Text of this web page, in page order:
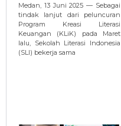
Medan, 13 Juni 2025 — Sebagai
tindak lanjut dari peluncuran
Program Kreasi Literasi
Keuangan (KLiK) pada Maret
lalu, Sekolah Literasi Indonesia
(SLI) bekerja sama